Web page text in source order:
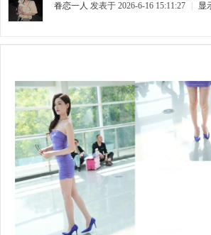
› ›
眷恋一人 发表于 2026-6-16 15:11:27 显